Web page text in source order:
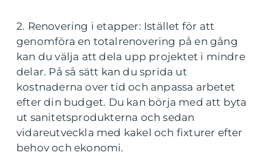
2. Renovering i etapper: Istället för att
genomföra en totalrenovering på en gång
kan du välja att dela upp projektet i mindre
delar. På så sätt kan du sprida ut
kostnaderna over tid och anpassa arbetet
efter din budget. Du kan börja med att byta
ut sanitetsprodukterna och sedan
vidareutveckla med kakel och fixturer efter
behov och ekonomi.